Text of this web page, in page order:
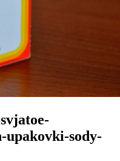
sody-